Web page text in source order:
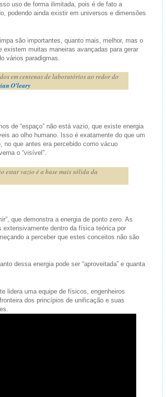
uso de forma ilimitada, pois é de fato a
podendo ainda existir em universos e dimensões
são importantes, quanto mais, melhor, mas o
muitas maneiras avançadas para gerar
vários paradigmas.
em centenas de laboratórios ao redor do
O’leary
de “espaço” não está vazio, que existe energia
ao olho humano. Isso é exatamente do que um
no que antes era percebido como vácuo
o “visível”.
estar vazio é a base mais sólida da
que demonstra a energia de ponto zero. As
dentro da física teórica por
a perceber que estes conceitos não são
dessa energia pode ser “aproveitada” e quanta
lidera uma equipe de físicos, engenheiros
dos princípios de unificação e suas